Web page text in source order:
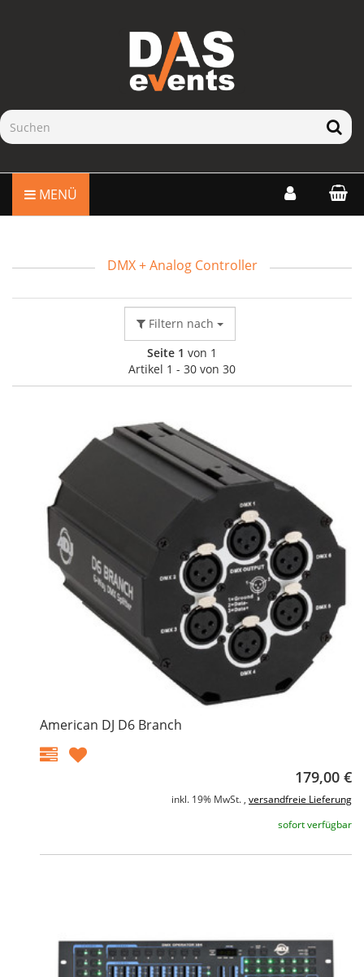
MENÜ
DMX + Analog Controller
Filtern nach
Seite 1 von 1
Artikel 1 - 30 von 30
American DJ D6 Branch
179,00 €
inkl. 19% MwSt. , versandfreie Lieferung
sofort verfügbar